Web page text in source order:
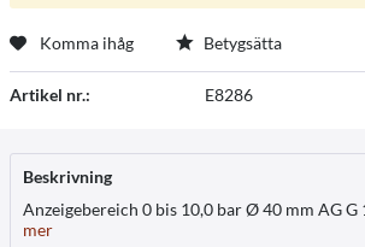
Komma ihåg Betygsätta
Artikel nr.: E8286
Beskrivning
Anzeigebereich 0 bis 10,0 bar Ø 40 mm AG
mer